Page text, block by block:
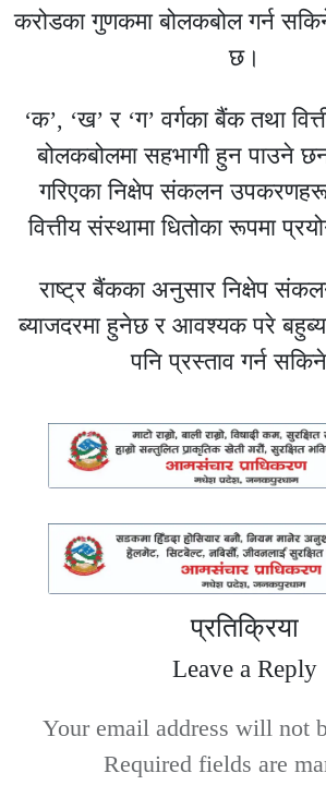
करोडका गुणकमा बोलकबोल गर्न
छ।
‘क’, ‘ख’ र ‘ग’ वर्गका बैंक तथा
बोलकबोलमा सहभागी हुन पाउने
गरिएका निक्षेप संकलन
वित्तीय संस्थामा धितोका रूपमा
राष्ट्र बैंकका अनुसार निक्षेप
ब्याजदरमा हुनेछ र आवश्यक परे
पनि प्रस्ताव गर्न
प्रतिक्रिया
Leave a Reply
Your email address will not
Required fields are